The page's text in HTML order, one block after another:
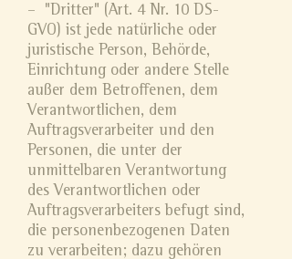
– "Dritter" (Art. 4 Nr. 10 DS-
GVO) ist jede natürliche oder
juristische Person, Behörde,
Einrichtung oder andere Stelle
außer dem Betroffenen, dem
Verantwortlichen, dem
Auftragsverarbeiter und den
Personen, die unter der
unmittelbaren Verantwortung
des Verantwortlichen oder
Auftragsverarbeiters befugt sind,
die personenbezogenen Daten
zu verarbeiten; dazu gehören